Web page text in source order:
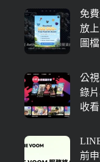
免
放
圖檔
公
錄
收看
前